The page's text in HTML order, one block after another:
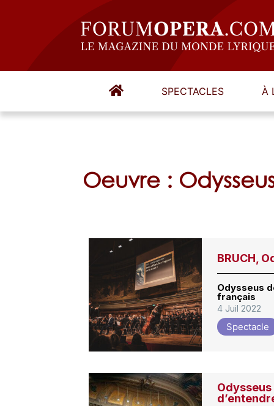
SPECTACLES À
Oeuvre :
BRUCH,
Odysseus
français
4 Juil 2022
Spectacle